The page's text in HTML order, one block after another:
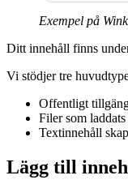
Exempel på
Ditt innehåll finns
Vi stödjer tre
Offentligt
Filer som
Textinnehåll
Lägg till